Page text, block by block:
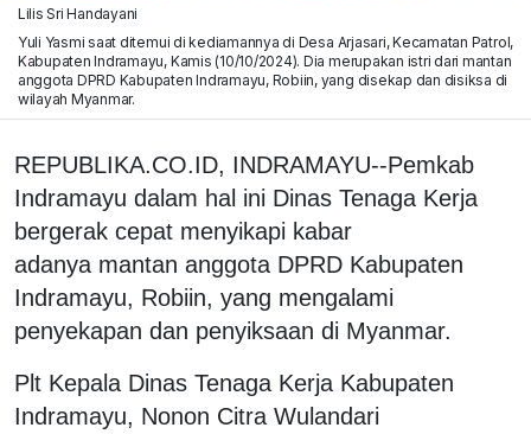
Lilis Sri Handayani
Yuli Yasmi saat ditemui di kediamannya di Desa Arjasari, Kecamatan Patrol,
Kabupaten Indramayu, Kamis (10/10/2024). Dia merupakan istri dari mantan
anggota DPRD Kabupaten Indramayu, Robiin, yang disekap dan disiksa di
wilayah Myanmar.
REPUBLIKA.CO.ID, INDRAMAYU--Pemkab
Indramayu dalam hal ini Dinas Tenaga Kerja
bergerak cepat menyikapi kabar
adanya mantan anggota DPRD Kabupaten
Indramayu, Robiin, yang mengalami
penyekapan dan penyiksaan di Myanmar.
Plt Kepala Dinas Tenaga Kerja Kabupaten
Indramayu, Nonon Citra Wulandari